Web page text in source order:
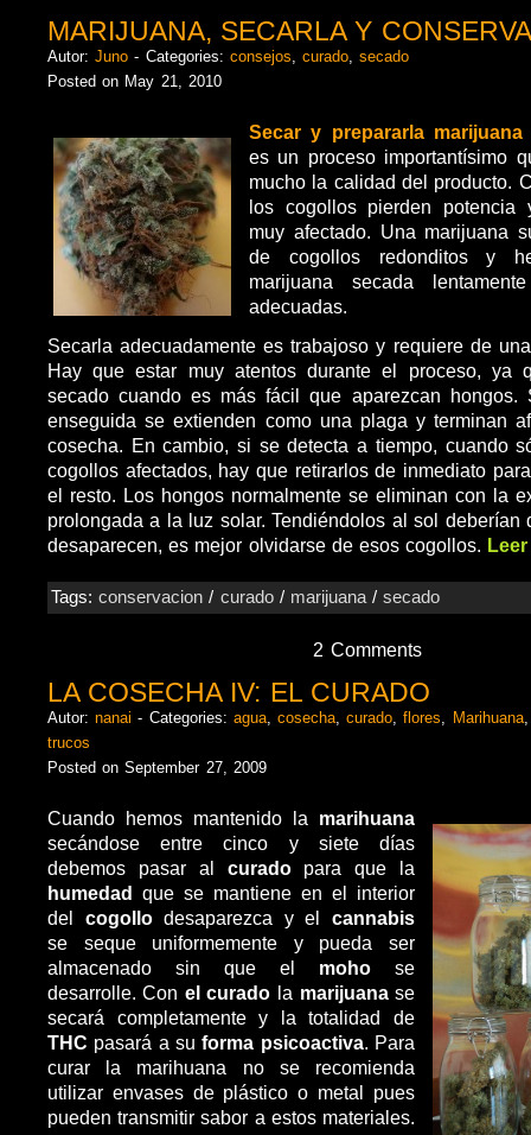
MARIJUANA, SECARLA Y
Autor:Juno - Categories: consejos ,curado ,secado
Posted on May 21, 2010
Secar y prepararla marijuana
es un proceso importantísimo
mucho la calidad del producto.
los cogollos pierden
muy afectado. Una marijuana
de cogollos redonditos y
marijuana secada
adecuadas.
Secarla adecuadamente es trabajoso y requiere de
Hay que estar muy atentos durante el proceso, ya
secado cuando es más fácil que aparezcan hongos.
enseguida se extienden como una plaga y terminan
cosecha. En cambio, si se detecta a tiempo, cuando
cogollos afectados, hay que retirarlos de inmediato
el resto. Los hongos normalmente se eliminan con la
prolongada a la luz solar. Tendiéndolos al sol deberían
desaparecen, es mejor olvidarse de esos cogollos.
Tags:conservacion / curado/ marijuana /secado
2 Comments
LA COSECHA IV: EL CURADO
Autor:nanai - Categories: agua,cosecha ,curado ,flores Marihuana
trucos
Posted on September 27, 2009
Cuando hemos mantenido la marihuana
secándose entre cinco y siete días
debemos pasar al curadopara que la
humedad que se mantiene en el interior
del cogollodesaparezca y elcannabis
se seque uniformemente y pueda ser
almacenado sin que el moho se
desarrolle. Con el curado la marijuana se
secará completamente y la totalidad de
THC pasará a suforma psicoactiva . Para
curar la marihuana no se recomienda
utilizar envases de plástico o metal pues
pueden transmitir sabor a estos materiales.